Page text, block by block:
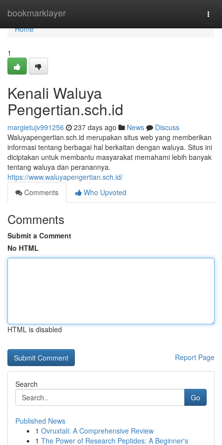
bookmarklayer
Home
Home
1
Kenali Waluya
Pengertian.sch.id
margietujv991256 237 days ago News
Discuss
Waluyapengertian.sch.id merupakan situs web yang memberikan
informasi tentang berbagai hal berkaitan dengan waluya. Situs ini
diciptakan untuk membantu masyarakat memahami lebih banyak
tentang waluya dan peranannya.
https://www.waluyapengertian.sch.id/
Comments
Who Upvoted
Comments
Submit a Comment
No HTML
HTML is disabled
Report Page
Search
Go
Published News
1 Ovruxtali: A Comprehensive Review
1 The Power of Research Peptides: A Beginner's